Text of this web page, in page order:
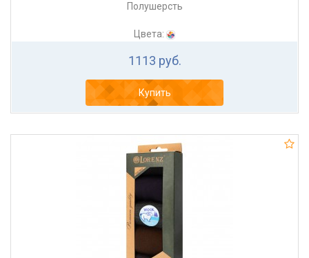
Полушерсть
Цвета:
1113 руб.
Купить